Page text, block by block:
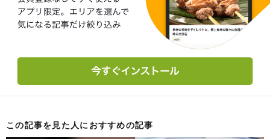
この記事を見た人におすすめの記事